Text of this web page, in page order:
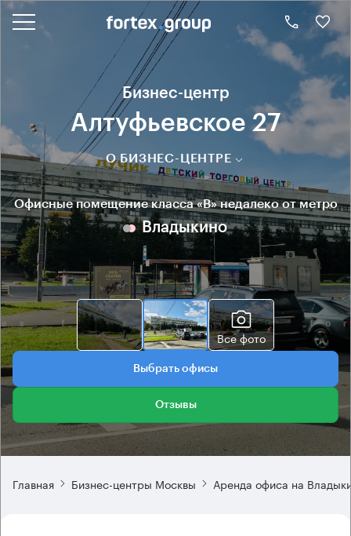
Бизнес-центр
Алтуфьевское 27
О БИЗНЕС-ЦЕНТРЕ
Офисные помещение класса «B» недалеко от метро
Владыкино
Все фото
Выбрать офисы
Отзывы
Главная Бизнес-центры Москвы Аренда офиса на